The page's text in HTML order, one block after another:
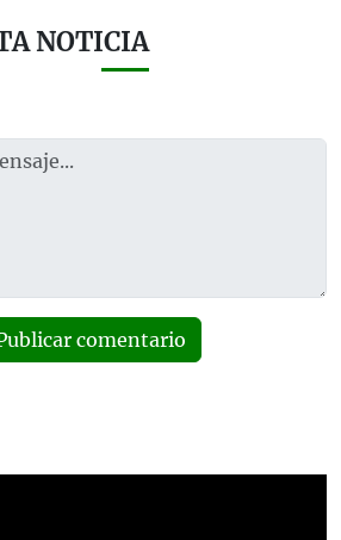
NOTICIA
comentario